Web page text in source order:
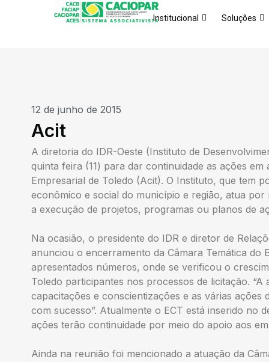
Institucional Soluções
12 de junho de 2015
Acit
A diretoria do IDR-Oeste (Instituto de
quinta feira (11) para dar continuidade as ações
Empresarial de Toledo (Acit). O Instituto, que tem
econômico e social do município e região, atua por
a execução de projetos, programas ou planos de
Na ocasião, o presidente do IDR e diretor de
anunciou o encerramento da Câmara Temática do
apresentados números, onde se verificou o
Toledo participantes nos processos de licitação.
capacitações e conscientizações e as várias
com sucesso”. Atualmente o ECT está inserido no
ações terão continuidade por meio do apoio aos
Ainda na reunião foi mencionado a atuação da